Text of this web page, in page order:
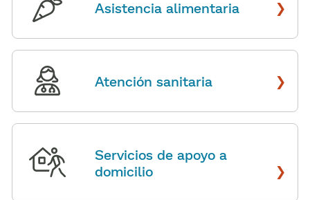
Asistencia alimentaria
Atención sanitaria ›
Servicios de apoyo a
domicilio
›